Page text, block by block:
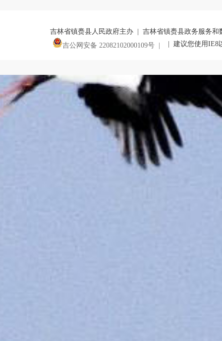
吉林省镇赉县人民政府主办 | 吉林省镇赉县政务服务
吉公网安备 22082102000109号 |
| 建议您使用IE8